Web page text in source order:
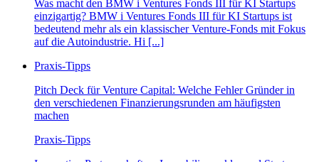
Was macht den BMW i Ventures Fonds III für KI Startups
einzigartig? BMW i Ventures Fonds III für KI Startups ist
bedeutend mehr als ein klassischer Venture-Fonds mit Fokus
auf die Autoindustrie. Hi [...]
Praxis-Tipps
Pitch Deck für Venture Capital: Welche Fehler Gründer in
den verschiedenen Finanzierungsrunden am häufigsten
machen
Praxis-Tipps